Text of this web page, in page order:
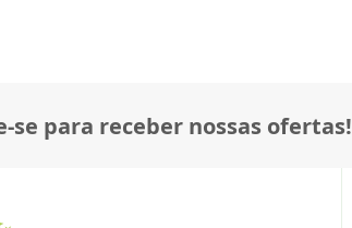
se para receber nossas ofertas!